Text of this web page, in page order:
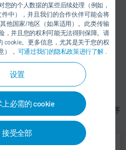
您的个人数据的某些后续处理（例如，
中），并且我们的合作伙伴可能会将
他国家/地区（如果适用）。此类传输
，并且您的权利可能无法得到保障。请
cookie。更多信息，尤其是关于您的权
）， 可通过我们的隐私政策进行了解 .
设置
必需的 cookie
接受全部
制
序优化
明性
现灵活物流性
、油漆车间和装配的生产环节排序